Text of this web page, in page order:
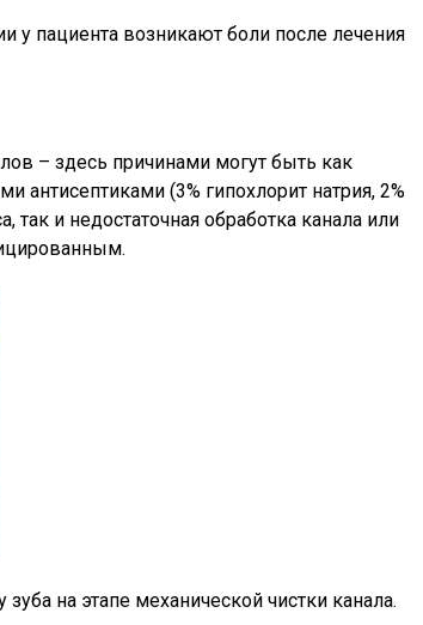
у пациента возникают боли после лечения
– здесь причинами могут быть как
(3% гипохлорит натрия, 2%
и недостаточная обработка канала или
на этапе механической чистки канала.